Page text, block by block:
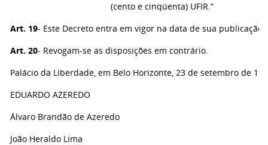
(cento e cinqüenta) UFIR.”
Art. 19- Este Decreto entra em vigor na data de sua publicação.
Art. 20- Revogam-se as disposições em contrário.
Palácio da Liberdade, em Belo Horizonte, 23 de setembro de
EDUARDO AZEREDO
Álvaro Brandão de Azeredo
João Heraldo Lima